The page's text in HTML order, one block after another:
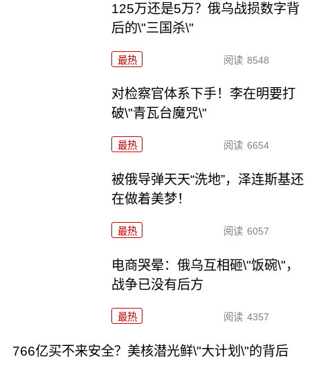
125万还是5万？俄乌战损数字背
后的\"三国杀\"
最热 阅读 8548
对检察官体系下手！李在明要打
破\"青瓦台魔咒\"
最热 阅读 6654
被俄导弹天天“洗地”，泽连斯基还
在做着美梦！
最热 阅读 6057
电商哭晕：俄乌互相砸\"饭碗\"，
战争已没有后方
最热 阅读 4357
766亿买不来安全？美核潜光鲜\"大计划\"的背后